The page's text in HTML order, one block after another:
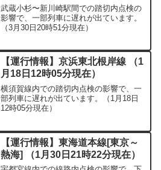
武蔵小杉〜新川崎駅間での踏切内点検の
影響で、一部列車に遅れが出ています。
（3月30日20時51分現在）
【運行情報】京浜東北根岸線 （1
月18日12時05分現在）
横須賀線内での踏切内点検の影響で、一
部列車に遅れが出ています。（1月18日
12時05分現在）
【運行情報】東海道本線[東京～
熱海] （1月30日21時22分現在）